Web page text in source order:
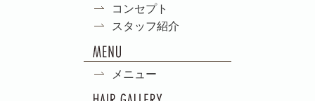
コンセプト
スタッフ紹介
メニュー